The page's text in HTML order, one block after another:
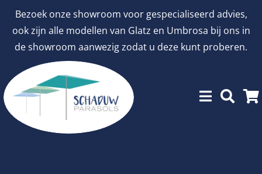
Bezoek onze showroom voor gespecialiseerd advies,
ook zijn alle modellen van Glatz en Umbrosa bij ons in
de showroom aanwezig zodat u deze kunt proberen.
inhoud